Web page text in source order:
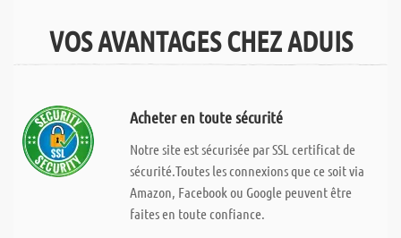
VOS AVANTAGES CHEZ ADUIS
Acheter en toute sécurité
Notre site est sécurisée par SSL certificat de
sécurité.Toutes les connexions que ce soit via
Amazon, Facebook ou Google peuvent être
faites en toute confiance.